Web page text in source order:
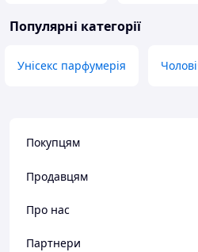
Популярні категорії
Унісекс парфумерія
Покупцям
Продавцям
Про нас
Партнери